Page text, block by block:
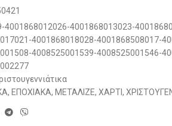
4001868012026-4001868013023-
4001868018028-4001868508017-
4008525001539-4008525001546-
, ΕΠΟΧΙΑΚΑ, ΜΕΤΑΛΙΖΕ, ΧΑΡΤΙ,